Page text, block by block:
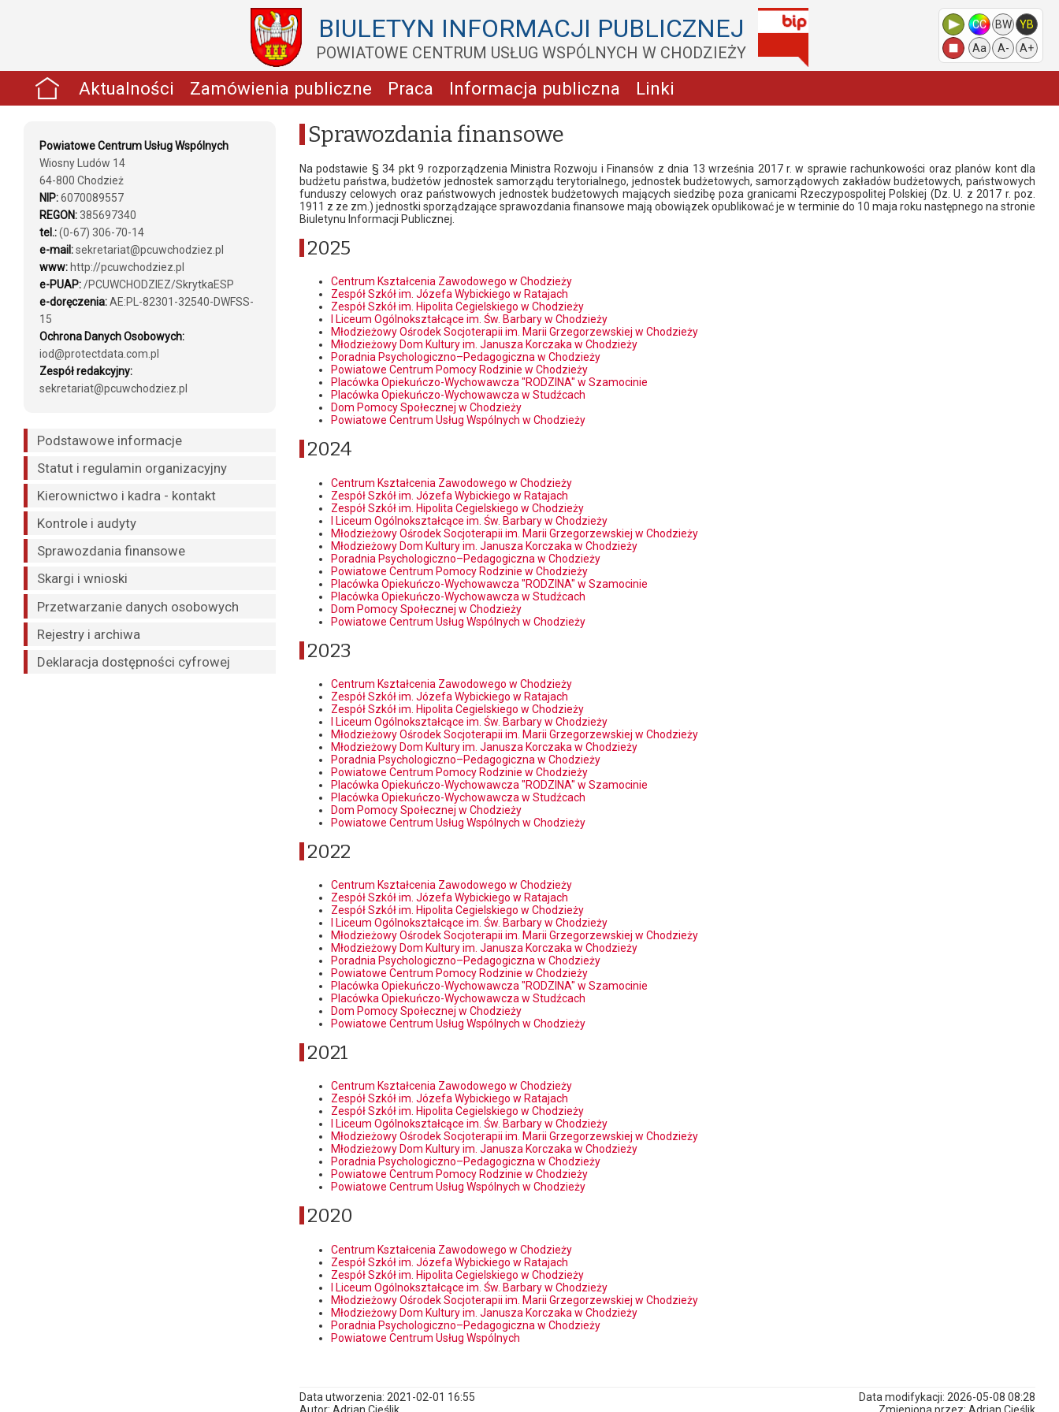
BIULETYN INFORMACJI PUBLICZNEJ
POWIATOWE CENTRUM USŁUG WSPÓLNYCH W CHODZIEŻY
CC BW
YB
Aa
A- A+
Aktualności Zamówienia publiczne Praca Informacja publiczna Linki
Powiatowe Centrum Usług Wspólnych
Wiosny Ludów 14
64-800 Chodzież
NIP:6070089557
REGON:385697340
tel.:(0-67) 306-70-14
e-mail:sekretariat@pcuwchodziez.pl
www: http://pcuwchodziez.pl
e-PUAP:/PCUWCHODZIEZ/SkrytkaESP
e-doręczenia:AE:PL-82301-32540-DWFSS-
15
Ochrona Danych Osobowych:
iod@protectdata.com.pl
Zespół redakcyjny:
sekretariat@pcuwchodziez.pl
Podstawowe informacje
Statut i regulamin organizacyjny
Kierownictwo i kadra - kontakt
Kontrole i audyty
Sprawozdania finansowe
Skargi i wnioski
Przetwarzanie danych osobowych
Rejestry i archiwa
Deklaracja dostępności cyfrowej
Sprawozdania finansowe
Na podstawie § 34 pkt 9 rozporządzenia Ministra Rozwoju i Finansów z dnia 13 września 2017 r. w sprawie rachunkowości oraz planów kont dla
budżetu państwa, budżetów jednostek samorządu terytorialnego, jednostek budżetowych, samorządowych zakładów budżetowych, państwowych
funduszy celowych oraz państwowych jednostek budżetowych mających siedzibę poza granicami Rzeczypospolitej Polskiej (Dz. U. z 2017 r. poz.
1911 z ze zm.) jednostki sporządzające sprawozdania finansowe mają obowiązek opublikować je w terminie do 10 maja roku następnego na stronie
Biuletynu Informacji Publicznej.
2025
Centrum Kształcenia Zawodowego w Chodzieży
Zespół Szkół im. Józefa Wybickiego w Ratajach
Zespół Szkół im. Hipolita Cegielskiego w Chodzieży
I Liceum Ogólnokształcące im. Św. Barbary w Chodzieży
Młodzieżowy Ośrodek Socjoterapii im. Marii Grzegorzewskiej w Chodzieży
Młodzieżowy Dom Kultury im. Janusza Korczaka w Chodzieży
Poradnia Psychologiczno–Pedagogiczna w Chodzieży
Powiatowe Centrum Pomocy Rodzinie w Chodzieży
Placówka Opiekuńczo-Wychowawcza "RODZINA" w Szamocinie
Placówka Opiekuńczo-Wychowawcza w Studźcach
Dom Pomocy Społecznej w Chodzieży
Powiatowe Centrum Usług Wspólnych w Chodzieży
2024
Centrum Kształcenia Zawodowego w Chodzieży
Zespół Szkół im. Józefa Wybickiego w Ratajach
Zespół Szkół im. Hipolita Cegielskiego w Chodzieży
I Liceum Ogólnokształcące im. Św. Barbary w Chodzieży
Młodzieżowy Ośrodek Socjoterapii im. Marii Grzegorzewskiej w Chodzieży
Młodzieżowy Dom Kultury im. Janusza Korczaka w Chodzieży
Poradnia Psychologiczno–Pedagogiczna w Chodzieży
Powiatowe Centrum Pomocy Rodzinie w Chodzieży
Placówka Opiekuńczo-Wychowawcza "RODZINA" w Szamocinie
Placówka Opiekuńczo-Wychowawcza w Studźcach
Dom Pomocy Społecznej w Chodzieży
Powiatowe Centrum Usług Wspólnych w Chodzieży
2023
Centrum Kształcenia Zawodowego w Chodzieży
Zespół Szkół im. Józefa Wybickiego w Ratajach
Zespół Szkół im. Hipolita Cegielskiego w Chodzieży
I Liceum Ogólnokształcące im. Św. Barbary w Chodzieży
Młodzieżowy Ośrodek Socjoterapii im. Marii Grzegorzewskiej w Chodzieży
Młodzieżowy Dom Kultury im. Janusza Korczaka w Chodzieży
Poradnia Psychologiczno–Pedagogiczna w Chodzieży
Powiatowe Centrum Pomocy Rodzinie w Chodzieży
Placówka Opiekuńczo-Wychowawcza "RODZINA" w Szamocinie
Placówka Opiekuńczo-Wychowawcza w Studźcach
Dom Pomocy Społecznej w Chodzieży
Powiatowe Centrum Usług Wspólnych w Chodzieży
2022
Centrum Kształcenia Zawodowego w Chodzieży
Zespół Szkół im. Józefa Wybickiego w Ratajach
Zespół Szkół im. Hipolita Cegielskiego w Chodzieży
I Liceum Ogólnokształcące im. Św. Barbary w Chodzieży
Młodzieżowy Ośrodek Socjoterapii im. Marii Grzegorzewskiej w Chodzieży
Młodzieżowy Dom Kultury im. Janusza Korczaka w Chodzieży
Poradnia Psychologiczno–Pedagogiczna w Chodzieży
Powiatowe Centrum Pomocy Rodzinie w Chodzieży
Placówka Opiekuńczo-Wychowawcza "RODZINA" w Szamocinie
Placówka Opiekuńczo-Wychowawcza w Studźcach
Dom Pomocy Społecznej w Chodzieży
Powiatowe Centrum Usług Wspólnych w Chodzieży
2021
Centrum Kształcenia Zawodowego w Chodzieży
Zespół Szkół im. Józefa Wybickiego w Ratajach
Zespół Szkół im. Hipolita Cegielskiego w Chodzieży
I Liceum Ogólnokształcące im. Św. Barbary w Chodzieży
Młodzieżowy Ośrodek Socjoterapii im. Marii Grzegorzewskiej w Chodzieży
Młodzieżowy Dom Kultury im. Janusza Korczaka w Chodzieży
Poradnia Psychologiczno–Pedagogiczna w Chodzieży
Powiatowe Centrum Pomocy Rodzinie w Chodzieży
Powiatowe Centrum Usług Wspólnych w Chodzieży
2020
Centrum Kształcenia Zawodowego w Chodzieży
Zespół Szkół im. Józefa Wybickiego w Ratajach
Zespół Szkół im. Hipolita Cegielskiego w Chodzieży
I Liceum Ogólnokształcące im. Św. Barbary w Chodzieży
Młodzieżowy Ośrodek Socjoterapii im. Marii Grzegorzewskiej w Chodzieży
Młodzieżowy Dom Kultury im. Janusza Korczaka w Chodzieży
Poradnia Psychologiczno–Pedagogiczna w Chodzieży
Powiatowe Centrum Usług Wspólnych
Data utworzenia: 2021-02-01 16:55
Data modifykacji: 2026-05-08 08:28